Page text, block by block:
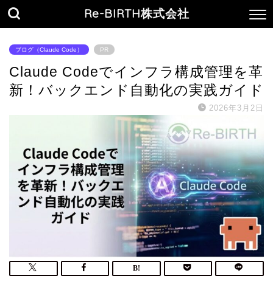
Re-BIRTH株式会社
ブログ（Claude Code） PR
Claude Codeでインフラ構成管理を革
新！バックエンド自動化の実践ガイド
2026年3月2日